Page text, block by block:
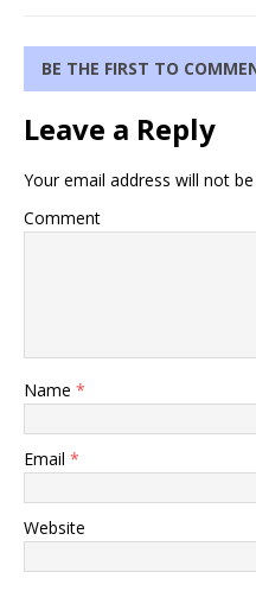
BE THE FIRST TO
Leave a Reply
Your email address will not
Comment
Name *
Email *
Website